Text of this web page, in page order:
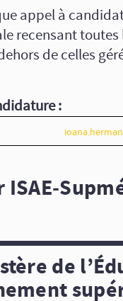
appel à
recensant toutes
de celles
:
de